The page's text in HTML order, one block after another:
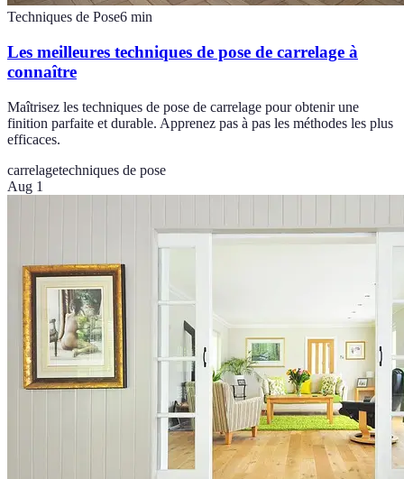
Techniques de Pose6 min
Les meilleures techniques de pose de carrelage à
connaître
Maîtrisez les techniques de pose de carrelage pour obtenir une
finition parfaite et durable. Apprenez pas à pas les méthodes les plus
efficaces.
carrelagetechniques de pose
Aug 1